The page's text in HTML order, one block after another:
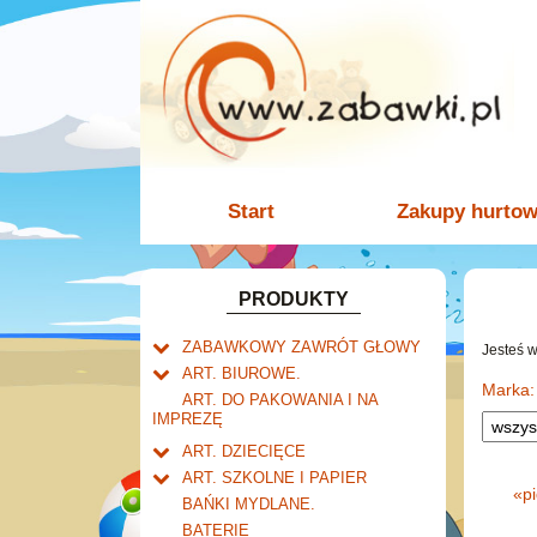
Start Zakupy
PRODUKTY
ZABAWKOWY ZAWRÓT GŁOWY
Welly.
Mały naukowiec.
Zabawki dla chłopców.
Akcesoria dla lalek.
ART. BIUROWE.
Kalendarze.
Wieloletnie
Dziurkacze i zszywacze.
Klipy i spinacze.
Korektory.
Skoroszyty, teczki i segregatory.
ART. DO PAKOWANIA I NA
IMPREZĘ
ART. DZIECIĘCE
Artykuły drogeryjne.
Produkty dla mamy i
ART. SZKOLNE I PAPIER
Tornistry, plecaki i walizki.
Drobne artykuły szkolne.
BAŃKI MYDLANE.
BATERIE
Jesteś
Marka:
«